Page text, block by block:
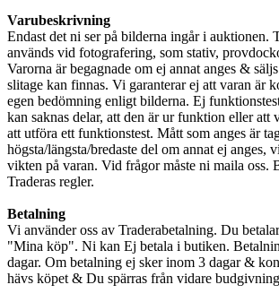
Varubeskrivning
Endast det ni ser på bilderna ingår i auktionen.
används vid fotografering, som stativ,
Varorna är begagnade om ej annat anges &
slitage kan finnas. Vi garanterar ej att varan är
egen bedömning enligt bilderna. Ej
kan saknas delar, att den är ur funktion eller att
att utföra ett funktionstest. Mått som anges är
högsta/längsta/bredaste del om annat ej anges,
vikten på varan. Vid frågor måste ni maila oss.
Traderas regler.
Betalning
Vi använder oss av Traderabetalning. Du
"Mina köp". Ni kan Ej betala i butiken.
dagar. Om betalning ej sker inom 3 dagar &
hävs köpet & Du spärras från vidare